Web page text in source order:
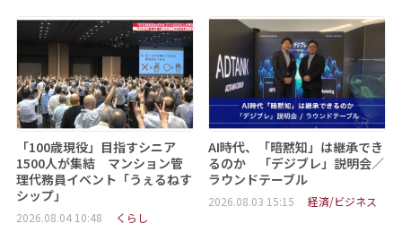
「100歳現役」目指すシニア
1500人が集結 マンション管
理代務員イベント「うぇるねす
シップ」
2026.08.04 10:48 くらし
AI時代、「暗黙知」は継承でき
るのか 「デジブレ」説明会／
ラウンドテーブル
2026.08.03 15:15 経済/ビジネス